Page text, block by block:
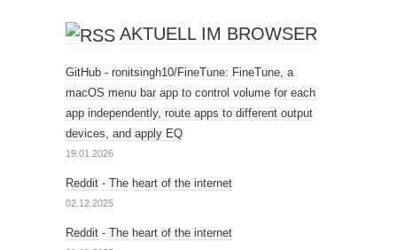
AKTUELL IM BROWSER
GitHub - ronitsingh10/FineTune: FineTune, a
macOS menu bar app to control volume for each
app independently, route apps to different output
devices, and apply EQ
19.01.2026
Reddit - The heart of the internet
02.12.2025
Reddit - The heart of the internet